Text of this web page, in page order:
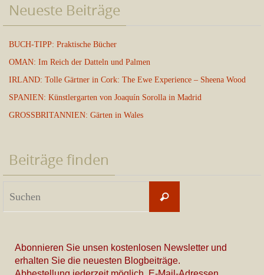
Neueste Beiträge
BUCH-TIPP: Praktische Bücher
OMAN: Im Reich der Datteln und Palmen
IRLAND: Tolle Gärtner in Cork: The Ewe Experience – Sheena Wood
SPANIEN: Künstlergarten von Joaquín Sorolla in Madrid
GROSSBRITANNIEN: Gärten in Wales
Beiträge finden
Suchen
Abonnieren Sie unsen kostenlosen Newsletter und
erhalten Sie die neuesten Blogbeiträge.